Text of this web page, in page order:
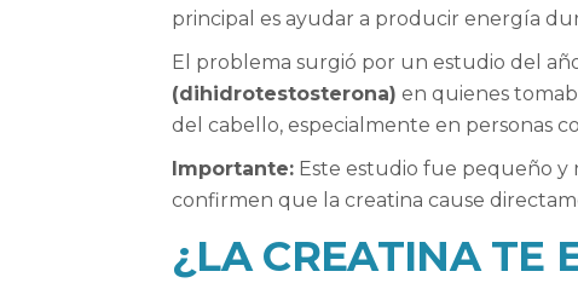
principal es ayudar a producir energía
El problema surgió por un estudio del
(dihidrotestosterona) en quienes
del cabello, especialmente en personas
Importante: Este estudio fue pequeño y
confirmen que la creatina cause
¿LA CREATINA TE